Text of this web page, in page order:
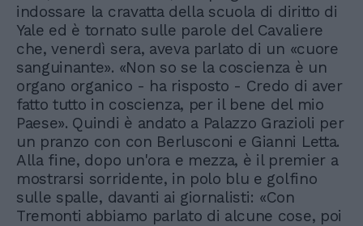
indossare la cravatta della scuola di diritto di
Yale ed è tornato sulle parole del Cavaliere
che, venerdì sera, aveva parlato di un «cuore
sanguinante». «Non so se la coscienza è un
organo organico - ha risposto - Credo di aver
fatto tutto in coscienza, per il bene del mio
Paese». Quindi è andato a Palazzo Grazioli per
un pranzo con con Berlusconi e Gianni Letta.
Alla fine, dopo un'ora e mezza, è il premier a
mostrarsi sorridente, in polo blu e golfino
sulle spalle, davanti ai giornalisti: «Con
Tremonti abbiamo parlato di alcune cose, poi